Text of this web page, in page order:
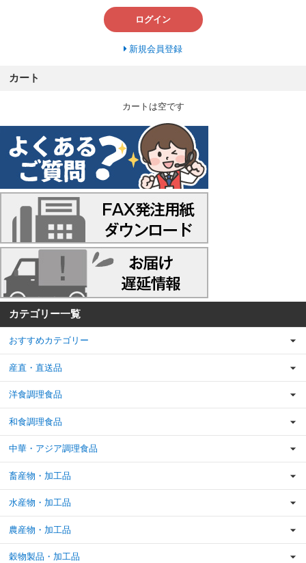
ログイン
新規会員登録
カート
カートは空です
カテゴリー一覧
おすすめカテゴリー
産直・直送品
洋食調理食品
和食調理食品
中華・アジア調理食品
畜産物・加工品
水産物・加工品
農産物・加工品
穀物製品・加工品